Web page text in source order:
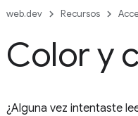
web.dev Recursos
Color y
¿Alguna vez intentaste